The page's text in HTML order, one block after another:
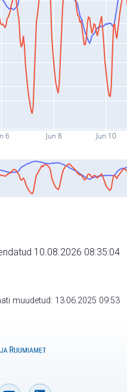
6 Jun 8 Jun 10
10.08.2026 08:35:04
muudetud: 13.06.2025 09:53